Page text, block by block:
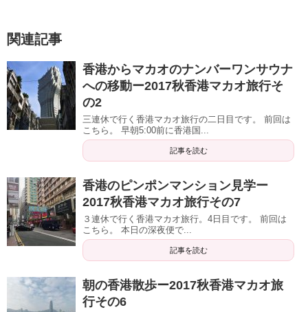
関連記事
香港からマカオのナンバーワンサウナ
への移動ー2017秋香港マカオ旅行そ
の2
三連休で行く香港マカオ旅行の二日目です。 前回は
こちら。 早朝5:00前に香港国...
記事を読む
香港のピンポンマンション見学ー
2017秋香港マカオ旅行その7
３連休で行く香港マカオ旅行。4日目です。 前回は
こちら。 本日の深夜便で...
記事を読む
朝の香港散歩ー2017秋香港マカオ旅
行その6